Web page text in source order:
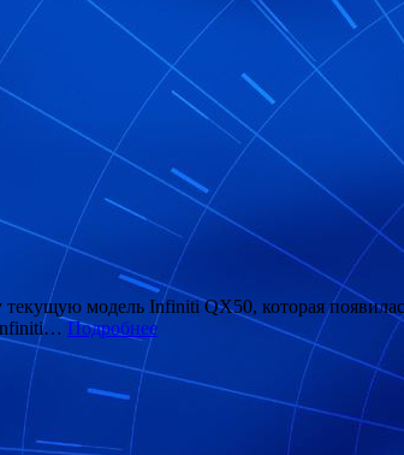
модель Infiniti QX50, которая
Infiniti…Подробнее